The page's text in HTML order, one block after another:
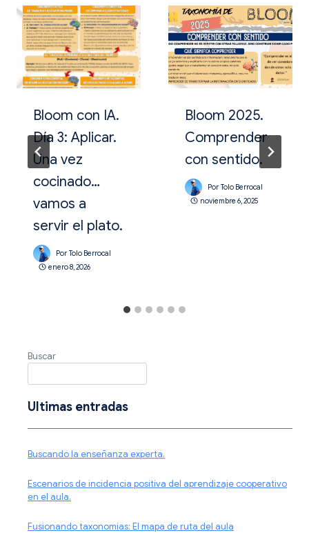
Bloom con IA.
Día 3: Aplicar.
Una vez
cocinado…
vamos a
servir el plato.
Por Tolo Berrocal
enero 8, 2026
Bloom 2025.
Comprender
con sentido.
Por Tolo Berrocal
noviembre 6, 2025
Buscar
Ultimas entradas
Buscando la enseñanza experta.
Escenarios de incidencia positiva del aprendizaje cooperativo
en el aula.
Fusionando taxonomías: El mapa de ruta del aula